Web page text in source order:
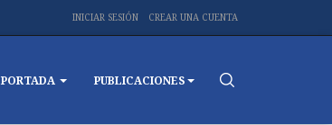
INICIAR SESIÓN CREAR UNA CUENTA
PORTADA PUBLICACIONES